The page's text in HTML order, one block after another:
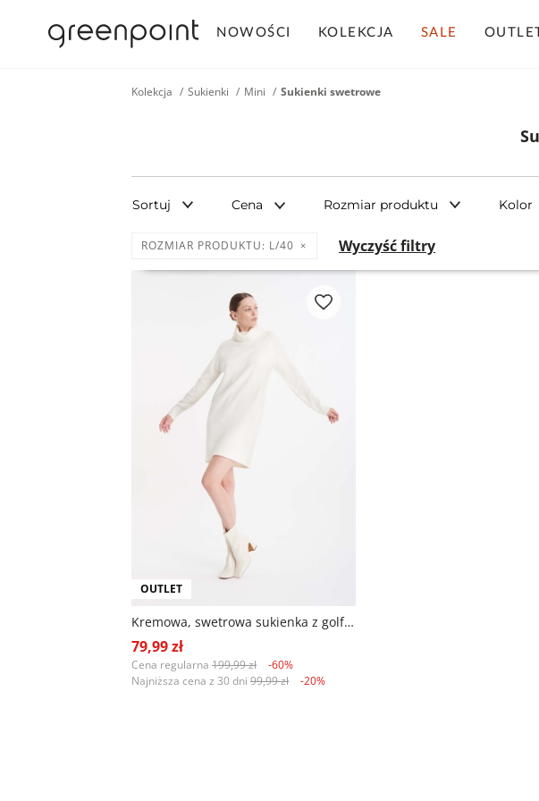
NOWOŚCI KOLEKCJA SALE
Kolekcja Sukienki Mini Sukienki swetrowe
Sortuj Cena Rozmiar produktu Kolor
ROZMIAR PRODUKTU: L/40 Wyczyść filtry
OUTLET
Kremowa, swetrowa sukienka z golfem
79,99 zł
Cena regularna 199,99 zł
-60%
Najniższa cena z 30 dni 99,99 zł -20%